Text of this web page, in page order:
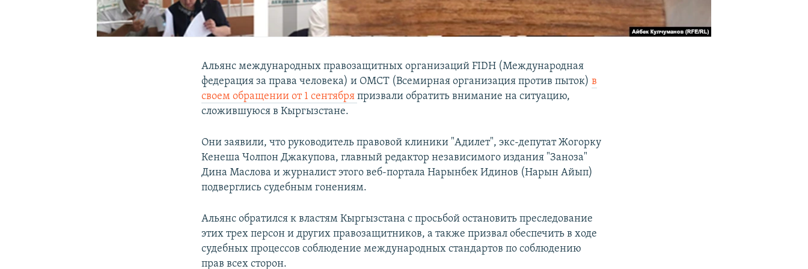
Альянс международных правозащитных организаций FIDH (Международная
федерация за права человека) и OMCT (Всемирная организация против пыток)в
своем обращении от 1 сентябряпризвали обратить внимание на ситуацию,
сложившуюся в Кыргызстане.
Они заявили, что руководитель правовой клиники "Адилет", экс-депутат Жогорку
Кенеша Чолпон Джакупова, главный редактор независимого издания "Заноза"
Дина Маслова и журналист этого веб-портала Нарынбек Идинов (Нарын Айып)
подверглись судебным гонениям.
Альянс обратился к властям Кыргызстана с просьбой остановить преследование
этих трех персон и других правозащитников, а также призвал обеспечить в ходе
судебных процессов соблюдение международных стандартов по соблюдению
прав всех сторон.